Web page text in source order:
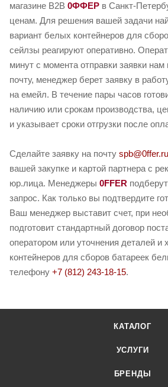
магазине B2B 0ФФЕР в Санкт-
ценам. Для решения вашей задачи
вариант белых контейнеров для
сейлзы реагируют оперативно.
минут с момента отправки заявки
почту, менеджер берет заявку в
на емейл. В течение пары часов
наличию или срокам производства,
и указывает сроки отгрузки после
Сделайте заявку на почту spb@0ffer.ru
вашей закупке и картой партнера с
юр.лица. Менеджеры 0FFER
запрос. Как только вы подтвердите
Ваш менеджер выставит счет, при
подготовит стандартный договор
оператором или уточнения деталей и
контейнеров для сборов батареек
телефону +7 (812) 243-18-15.
КАТАЛОГ
УСЛУГИ
БРЕНДЫ